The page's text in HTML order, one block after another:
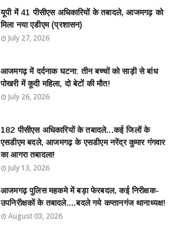
यूपी में 41 पीसीएस अधिकारियों के तबादले, आजमगढ़ को
मिला नया एडीएम (प्रशासन)
July 27, 2026
आजमगढ़ में दर्दनाक घटना: तीन बच्चों को साड़ी से बांध
पोखरी में कूदी महिला, दो बेटों की मौत!
July 26, 2026
182 पीसीएस अधिकारियों के तबादले...कई जिलों के
एसडीएम बदले, आजमगढ़ के एसडीएम नरेंद्र कुमार गंगवार
का आगरा तबादला!
July 13, 2026
आजमगढ़ पुलिस महकमे में बड़ा फेरबदल, कई निरीक्षक-
उपनिरीक्षकों के तबादले....बदले गये कप्तानगंज थानाध्यक्ष!
August 03, 2026